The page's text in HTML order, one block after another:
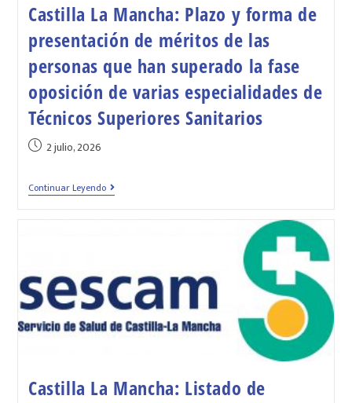
Castilla La Mancha: Plazo y forma de
presentación de méritos de las
personas que han superado la fase
oposición de varias especialidades de
Técnicos Superiores Sanitarios
2 julio, 2026
Continuar Leyendo
Castilla La Mancha: Listado de